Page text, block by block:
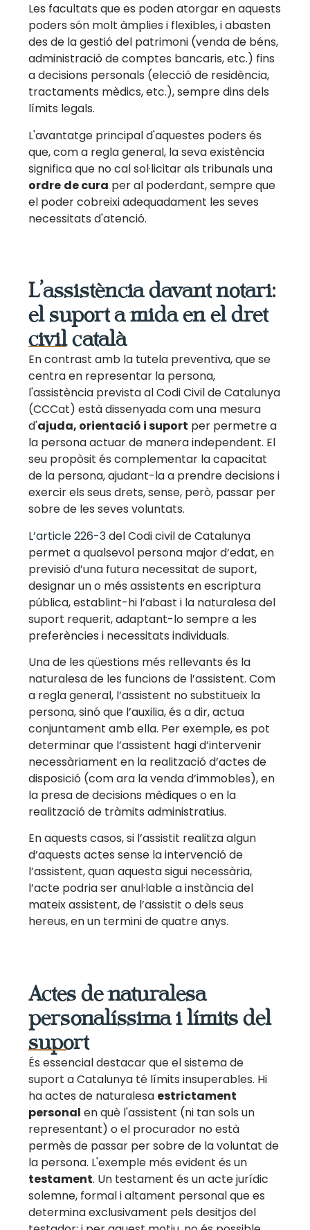
Les facultats que es poden atorgar en aquests
poders són molt àmplies i flexibles, i abasten
des de la gestió del patrimoni (venda de béns,
administració de comptes bancaris, etc.) fins
a decisions personals (elecció de residència,
tractaments mèdics, etc.), sempre dins dels
límits legals.
L'avantatge principal d'aquestes poders és
que, com a regla general, la seva existència
significa que no cal sol·licitar als tribunals una
ordre de cura per al poderdant, sempre que
el poder cobreixi adequadament les seves
necessitats d'atenció.
L’assistència davant notari:
el suport a mida en el dret
civil català
En contrast amb la tutela preventiva, que se
centra en representar la persona,
l'assistència prevista al Codi Civil de Catalunya
(CCCat) està dissenyada com una mesura
d'ajuda, orientació i suport per permetre a
la persona actuar de manera independent. El
seu propòsit és complementar la capacitat
de la persona, ajudant-la a prendre decisions i
exercir els seus drets, sense, però, passar per
sobre de les seves voluntats.
L’article 226-3del Codi civil de Catalunya
permet a qualsevol persona major d’edat, en
previsió d’una futura necessitat de suport,
designar un o més assistents en escriptura
pública, establint-hi l’abast i la naturalesa del
suport requerit, adaptant-lo sempre a les
preferències i necessitats individuals.
Una de les qüestions més rellevants és la
naturalesa de les funcions de l’assistent. Com
a regla general, l’assistent no substitueix la
persona, sinó que l’auxilia, és a dir, actua
conjuntament amb ella. Per exemple, es pot
determinar que l’assistent hagi d’intervenir
necessàriament en la realització d’actes de
disposició (com ara la venda d’immobles), en
la presa de decisions mèdiques o en la
realització de tràmits administratius.
En aquests casos, si l’assistit realitza algun
d’aquests actes sense la intervenció de
l’assistent, quan aquesta sigui necessària,
l’acte podria ser anul·lable a instància del
mateix assistent, de l’assistit o dels seus
hereus, en un termini de quatre anys.
Actes de naturalesa
personalíssima i límits del
suport
És essencial destacar que el sistema de
suport a Catalunya té límits insuperables. Hi
ha actes de naturalesa estrictament
personal en què l'assistent (ni tan sols un
representant) o el procurador no està
permès de passar per sobre de la voluntat de
la persona. L'exemple més evident és un
testament. Un testament és un acte jurídic
solemne, formal i altament personal que es
determina exclusivament pels desitjos del